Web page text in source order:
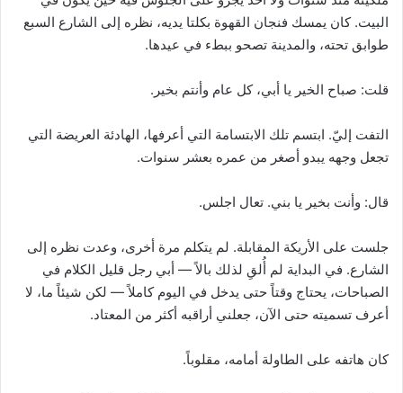
البيت. كان يمسك فنجان القهوة بكلتا يديه، نظره إلى الشارع السبع
طوابق تحته، والمدينة تصحو ببطء في عيدها.
قلت: صباح الخير يا أبي، كل عام وأنتم بخير.
التفت إليّ. ابتسم تلك الابتسامة التي أعرفها، الهادئة العريضة التي
تجعل وجهه يبدو أصغر من عمره بعشر سنوات.
قال: وأنت بخير يا بني. تعال اجلس.
جلست على الأريكة المقابلة. لم يتكلم مرة أخرى، وعدت نظره إلى
الشارع. في البداية لم أُلقِ لذلك بالاً — أبي رجل قليل الكلام في
الصباحات، يحتاج وقتاً حتى يدخل في اليوم كاملاً — لكن شيئاً ما، لا
أعرف تسميته حتى الآن، جعلني أراقبه أكثر من المعتاد.
كان هاتفه على الطاولة أمامه، مقلوباً.